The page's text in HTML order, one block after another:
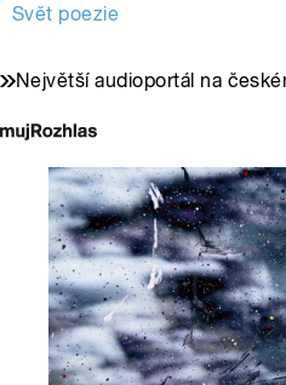
Svět poezie
Největší audioportál na